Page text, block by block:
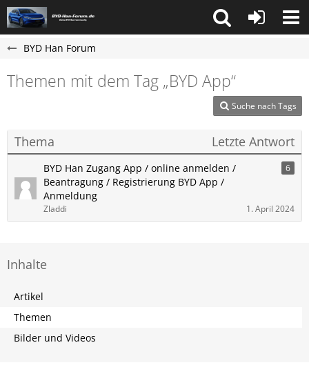
BYD Han Forum
Themen mit dem Tag „BYD App“
Suche nach Tags
Thema Letzte Antwort
BYD Han Zugang App / online anmelden /
Beantragung / Registrierung BYD App /
Anmeldung
6
Zladdi 1. April 2024
Inhalte
Artikel
Themen
Bilder und Videos